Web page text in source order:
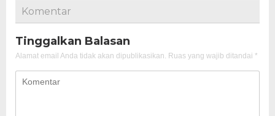
Komentar
Tinggalkan Balasan
Alamat email Anda tidak akan dipublikasikan. Ruas yang wajib ditandai *